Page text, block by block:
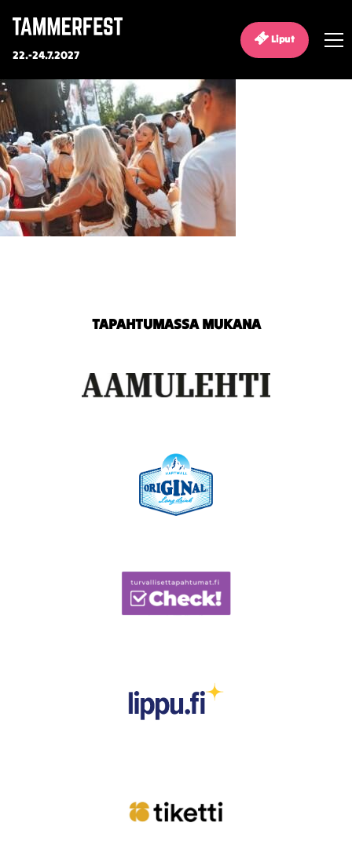
22.-24.7.2027
Liput
TAPAHTUMASSA MUKANA